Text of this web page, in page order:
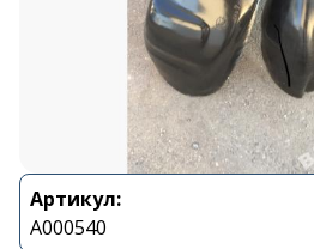
Артикул:
A000540